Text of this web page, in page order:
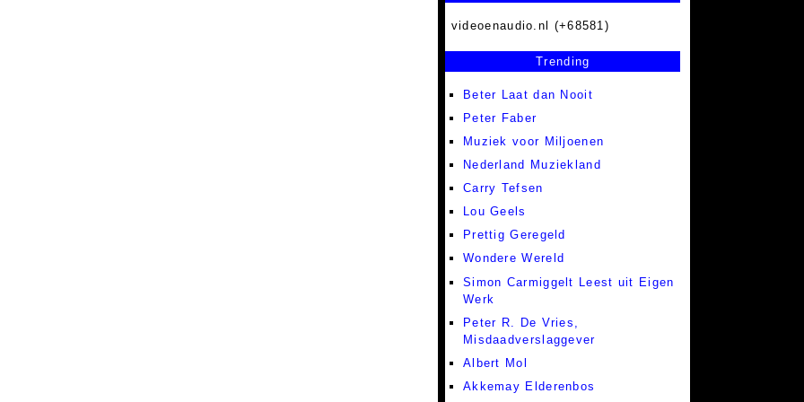
videoenaudio.nl (+68581)
Trending
Beter Laat dan Nooit
Peter Faber
Muziek voor Miljoenen
Nederland Muziekland
Carry Tefsen
Lou Geels
Prettig Geregeld
Wondere Wereld
Simon Carmiggelt Leest uit Eigen
Werk
Peter R. De Vries,
Misdaadverslaggever
Albert Mol
Akkemay Elderenbos